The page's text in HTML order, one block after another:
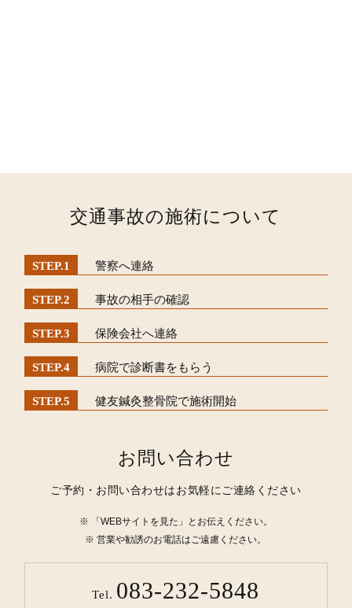
交通事故の施術について
警察へ連絡
事故の相手の確認
保険会社へ連絡
病院で診断書をもらう
健友鍼灸整骨院で施術開始
お問い合わせ
ご予約・お問い合わせはお気軽にご連絡ください
「WEBサイトを見た」とお伝えください。
営業や勧誘のお電話はご遠慮ください。
Tel. 083-232-5848